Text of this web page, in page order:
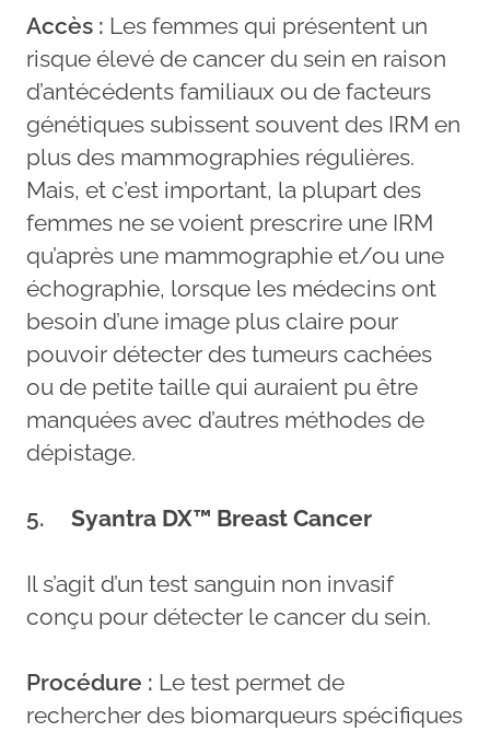
Accès : Les femmes qui présentent un
risque élevé de cancer du sein en raison
d’antécédents familiaux ou de facteurs
génétiques subissent souvent des IRM en
plus des mammographies régulières.
Mais, et c’est important, la plupart des
femmes ne se voient prescrire une IRM
qu’après une mammographie et/ou une
échographie, lorsque les médecins ont
besoin d’une image plus claire pour
pouvoir détecter des tumeurs cachées
ou de petite taille qui auraient pu être
manquées avec d’autres méthodes de
dépistage.
5. Syantra DX™ Breast Cancer
Il s’agit d’un test sanguin non invasif
conçu pour détecter le cancer du sein.
Procédure : Le test permet de
rechercher des biomarqueurs spécifiques